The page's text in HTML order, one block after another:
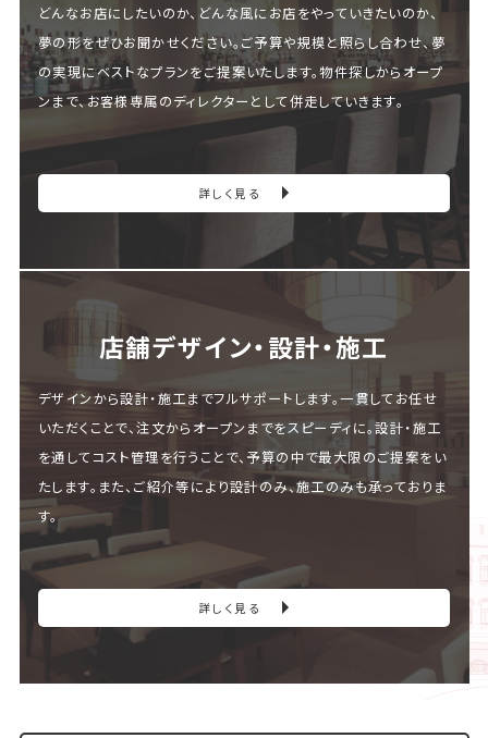
どんなお店にしたいのか、どんな風にお店をやっていきたいのか、
夢の形をぜひお聞かせください。ご予算や規模と照らし合わせ、夢
の実現にベストなプランをご提案いたします。物件探しからオープ
ンまで、お客様専属のディレクターとして併走していきます。
詳しく見る
店舗デザイン・設計・施⼯
デザインから設計・施工までフルサポートします。一貫してお任せ
いただくことで、注文からオープンまでをスピーディに。設計・施工
を通してコスト管理を行うことで、予算の中で最大限のご提案をい
たします。また、ご紹介等により設計のみ、施工のみも承っておりま
す。
詳しく見る